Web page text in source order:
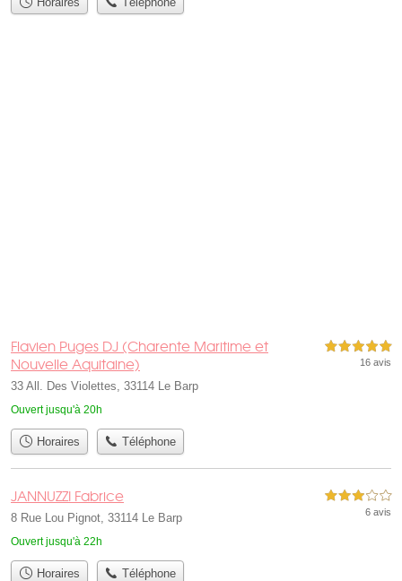
Flavien Puges DJ (Charente Maritime et
Nouvelle Aquitaine)
33 All. Des Violettes, 33114 Le Barp
Ouvert jusqu'à 20h
5,0 étoiles sur 5
16 avis
Horaires Téléphone
JANNUZZI Fabrice
8 Rue Lou Pignot, 33114 Le Barp
Ouvert jusqu'à 22h
3,0 étoiles sur 5
6 avis
Horaires Téléphone